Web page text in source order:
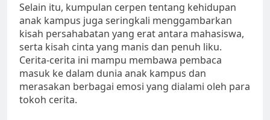
Selain itu, kumpulan cerpen tentang kehidupan
anak kampus juga seringkali menggambarkan
kisah persahabatan yang erat antara mahasiswa,
serta kisah cinta yang manis dan penuh liku.
Cerita-cerita ini mampu membawa pembaca
masuk ke dalam dunia anak kampus dan
merasakan berbagai emosi yang dialami oleh para
tokoh cerita.